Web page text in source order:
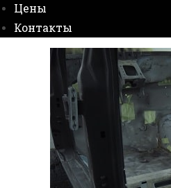
Цены
Контакты